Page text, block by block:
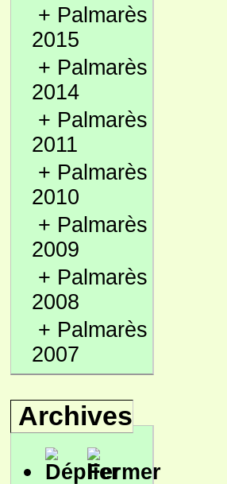
+ Palmarès
2015
+ Palmarès
2014
+ Palmarès
2011
+ Palmarès
2010
+ Palmarès
2009
+ Palmarès
2008
+ Palmarès
2007
Archives